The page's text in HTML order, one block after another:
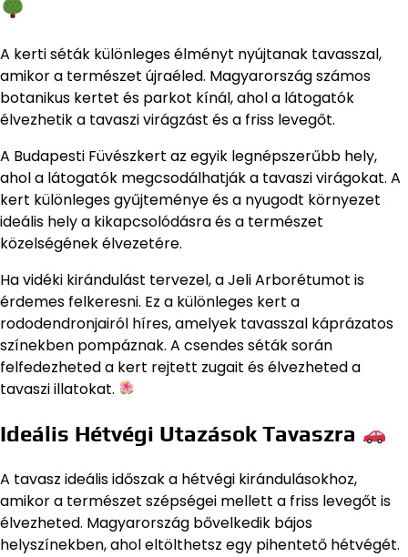
A kerti séták különleges élményt nyújtanak tavasszal,
amikor a természet újraéled. Magyarország számos
botanikus kertet és parkot kínál, ahol a látogatók
élvezhetik a tavaszi virágzást és a friss levegőt.
A Budapesti Füvészkert az egyik legnépszerűbb hely,
ahol a látogatók megcsodálhatják a tavaszi virágokat. A
kert különleges gyűjteménye és a nyugodt környezet
ideális hely a kikapcsolódásra és a természet
közelségének élvezetére.
Ha vidéki kirándulást tervezel, a Jeli Arborétumot is
érdemes felkeresni. Ez a különleges kert a
rododendronjairól híres, amelyek tavasszal káprázatos
színekben pompáznak. A csendes séták során
felfedezheted a kert rejtett zugait és élvezheted a
tavaszi illatokat.
Ideális Hétvégi Utazások Tavaszra
A tavasz ideális időszak a hétvégi kirándulásokhoz,
amikor a természet szépségei mellett a friss levegőt is
élvezheted. Magyarország bővelkedik bájos
helyszínekben, ahol eltölthetsz egy pihentető hétvégét.